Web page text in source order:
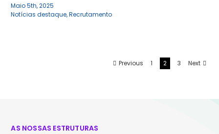
Maio 5th, 2025
Notícias destaque,Recrutamento
Previous 1 2 3 Next
AS NOSSAS ESTRUTURAS